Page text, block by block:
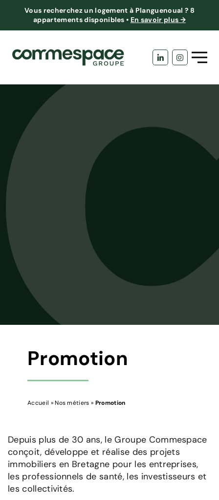
Vous recherchez un logement à Planguenoual ? 8
appartements disponibles • En savoir plus →
Promotion
Accueil »Nos métiers » Promotion
Depuis plus de 30 ans, le Groupe Commespace
conçoit, développe et réalise des projets
immobiliers en Bretagne pour les entreprises,
les professionnels de santé, les investisseurs et
les collectivités.